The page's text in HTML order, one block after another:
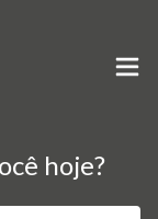
hoje?